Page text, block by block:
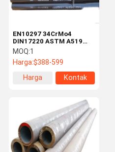
EN10297 34CrMo4
DIN17220 ASTM A519
1026 Pipa dan Tabung
Baja Seamless Presisi
untuk Aplikasi Tekanan
MOQ:1
Harga:$388-599
Harga
Kontak